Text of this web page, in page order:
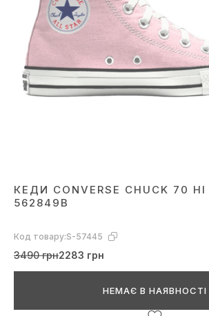
КЕДИ CONVERSE CHUCK 70 HI
562849B
Код товару:S-57445
3490 грн2283 грн
НЕМАЄ В НАЯВНОСТІ